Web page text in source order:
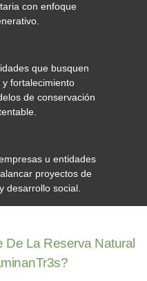
con enfoque
que busquen
y fortalecimiento
de conservación
u entidades
proyectos de
desarrollo social.
La Reserva Natural